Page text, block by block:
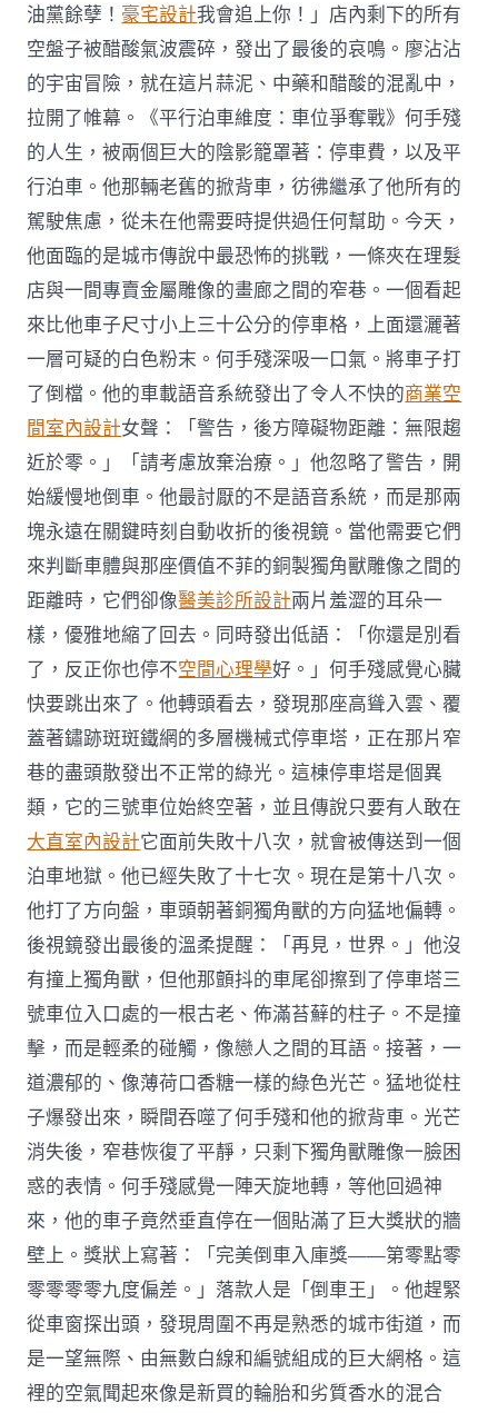
油黨餘孽！ 豪宅設計我會追上你！」店內剩下的所有
空盤子被醋酸氣波震碎，發出了最後的哀鳴。廖沾沾
的宇宙冒險，就在這片蒜泥、中藥和醋酸的混亂中，
拉開了帷幕。《平行泊車維度：車位爭奪戰》何手殘
的人生，被兩個巨大的陰影籠罩著：停車費，以及平
行泊車。他那輛老舊的掀背車，彷彿繼承了他所有的
駕駛焦慮，從未在他需要時提供過任何幫助。今天，
他面臨的是城市傳說中最恐怖的挑戰，一條夾在理髮
店與一間專賣金屬雕像的畫廊之間的窄巷。一個看起
來比他車子尺寸小上三十公分的停車格，上面還灑著
一層可疑的白色粉末。何手殘深吸一口氣。將車子打
了倒檔。他的車載語音系統發出了令人不快的商業空
間室內設計女聲：「警告，後方障礙物距離：無限趨
近於零。」「請考慮放棄治療。」他忽略了警告，開
始緩慢地倒車。他最討厭的不是語音系統，而是那兩
塊永遠在關鍵時刻自動收折的後視鏡。當他需要它們
來判斷車體與那座價值不菲的銅製獨角獸雕像之間的
距離時，它們卻像醫美診所設計兩片羞澀的耳朵一
樣，優雅地縮了回去。同時發出低語：「你還是別看
了，反正你也停不空間心理學好。」何手殘感覺心臟
快要跳出來了。他轉頭看去，發現那座高聳入雲、覆
蓋著鏽跡斑斑鐵網的多層機械式停車塔，正在那片窄
巷的盡頭散發出不正常的綠光。這棟停車塔是個異
類，它的三號車位始終空著，並且傳說只要有人敢在
大直室內設計它面前失敗十八次，就會被傳送到一個
泊車地獄。他已經失敗了十七次。現在是第十八次。
他打了方向盤，車頭朝著銅獨角獸的方向猛地偏轉。
後視鏡發出最後的溫柔提醒：「再見，世界。」他沒
有撞上獨角獸，但他那顫抖的車尾卻擦到了停車塔三
號車位入口處的一根古老、佈滿苔蘚的柱子。不是撞
擊，而是輕柔的碰觸，像戀人之間的耳語。接著，一
道濃郁的、像薄荷口香糖一樣的綠色光芒。猛地從柱
子爆發出來，瞬間吞噬了何手殘和他的掀背車。光芒
消失後，窄巷恢復了平靜，只剩下獨角獸雕像一臉困
惑的表情。何手殘感覺一陣天旋地轉，等他回過神
來，他的車子竟然垂直停在一個貼滿了巨大獎狀的牆
壁上。獎狀上寫著：「完美倒車入庫獎——第零點零
零零零零九度偏差。」落款人是「倒車王」。他趕緊
從車窗探出頭，發現周圍不再是熟悉的城市街道，而
是一望無際、由無數白線和編號組成的巨大網格。這
裡的空氣聞起來像是新買的輪胎和劣質香水的混合